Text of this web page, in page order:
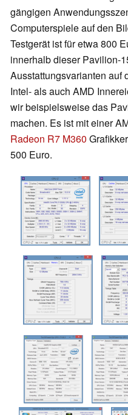
gängigen
Computerspiele auf den
Testgerät ist für etwa 800
innerhalb dieser Pavilion-
Ausstattungsvarianten auf
Intel- als auch AMD
wir beispielsweise das
machen. Es ist mit einer
Radeon R7 M360
500 Euro.